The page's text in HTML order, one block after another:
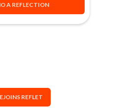
A REFLECTION
REFLET